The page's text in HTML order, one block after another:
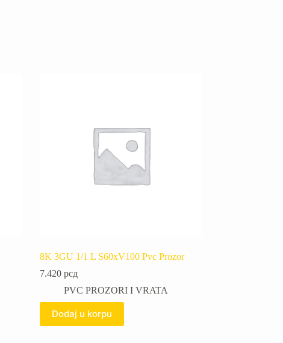
8K 3GU 1/1 L S60xV100 Pvc Prozor
7.420 рсд
PVC PROZORI I VRATA
Dodaj u korpu